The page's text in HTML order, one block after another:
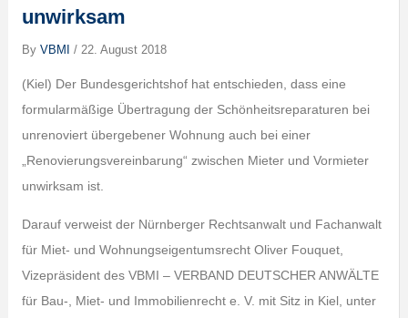
unwirksam
By VBMI / 22. August 2018
(Kiel) Der Bundesgerichtshof hat entschieden, dass eine
formularmäßige Übertragung der Schönheitsreparaturen bei
unrenoviert übergebener Wohnung auch bei einer
„Renovierungsvereinbarung“ zwischen Mieter und Vormieter
unwirksam ist.
Darauf verweist der Nürnberger Rechtsanwalt und Fachanwalt
für Miet- und Wohnungseigentumsrecht Oliver Fouquet,
Vizepräsident des VBMI – VERBAND DEUTSCHER ANWÄLTE
für Bau-, Miet- und Immobilienrecht e. V. mit Sitz in Kiel, unter